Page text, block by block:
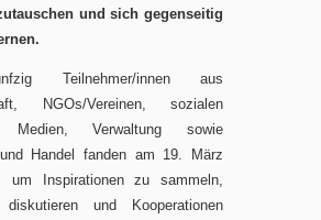
und sich gegenseitig
Teilnehmer/innen aus
NGOs/Vereinen, sozialen
Medien, Verwaltung sowie
Handel fanden am 19. März
um Inspirationen zu sammeln,
und Kooperationen